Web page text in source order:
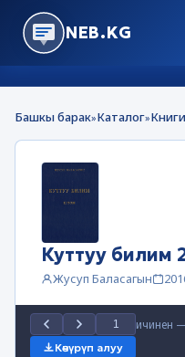
NEB.KG
Башкы барак»Каталог»Книги
Куттуу билим
Жусуп Баласагын
ичинен
Көчүрүп алуу